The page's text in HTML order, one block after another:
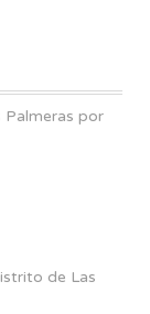
Palmeras por
de Las